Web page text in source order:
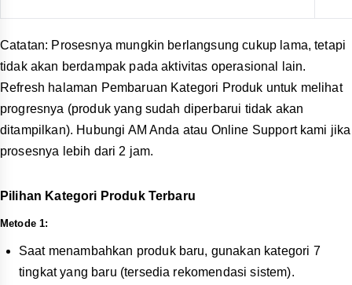
Catatan: Prosesnya mungkin berlangsung cukup lama, tetapi
tidak akan berdampak pada aktivitas operasional lain.
Refresh halaman Pembaruan Kategori Produk untuk melihat
progresnya (produk yang sudah diperbarui tidak akan
ditampilkan). Hubungi AM Anda atau Online Support kami jika
prosesnya lebih dari 2 jam.
Pilihan Kategori Produk Terbaru
Metode 1:
Saat menambahkan produk baru, gunakan kategori 7
tingkat yang baru (tersedia rekomendasi sistem).